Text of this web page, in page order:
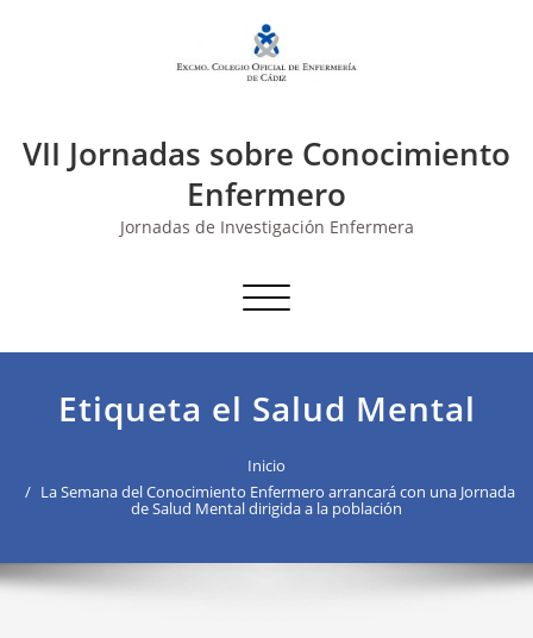
VII Jornadas sobre Conocimiento
Enfermero
Jornadas de Investigación Enfermera
Cambiar navegación
Etiqueta el Salud Mental
Inicio
La Semana del Conocimiento Enfermero arrancará con una Jornada
de Salud Mental dirigida a la población